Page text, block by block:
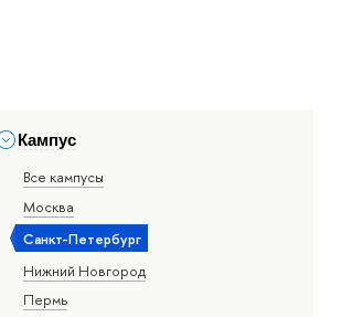
Кампус
Все кампусы
Москва
Санкт-Петербург
Нижний Новгород
Пермь